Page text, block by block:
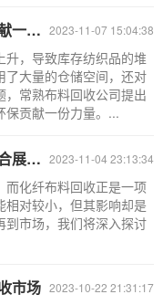
2023-11-07 15:04:38
公司
，导致库存纺织品的堆
了大量的仓储空间，还对
常熟布料回收公司提出
保贡献一份力量。...
2023-11-04 23:13:34
公司
而化纤布料回收正是一项
相对较小，但其影响却是
到市场，我们将深入探讨
2023-10-22 21:31:17
市场